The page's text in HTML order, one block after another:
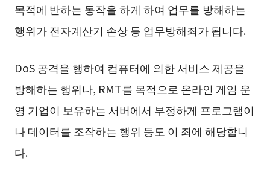
목적에 반하는 동작을 하게 하여 업무를 방해하는
행위가 전자계산기 손상 등 업무방해죄가 됩니다.
DoS 공격을 행하여 컴퓨터에 의한 서비스 제공을
방해하는 행위나, RMT를 목적으로 온라인 게임 운
영 기업이 보유하는 서버에서 부정하게 프로그램이
나 데이터를 조작하는 행위 등도 이 죄에 해당합니
다.